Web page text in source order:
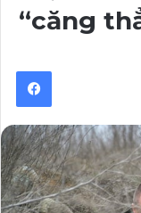
“căng